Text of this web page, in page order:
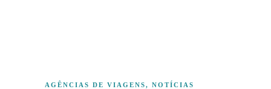
AGÊNCIAS DE VIAGENS, NOTÍCIAS